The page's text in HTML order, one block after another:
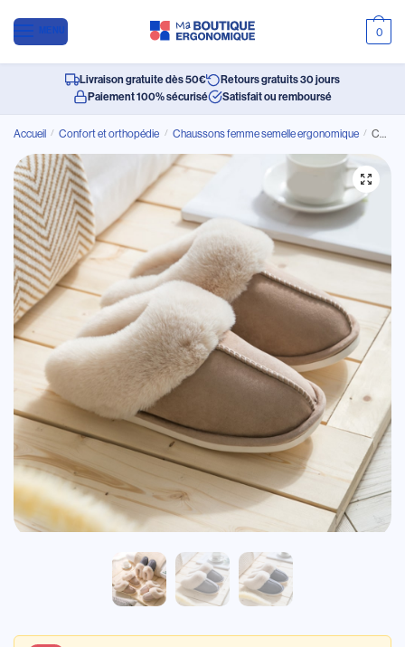
MENU 0
Livraison gratuite dès 50€
Retours gratuits 30 jours
Paiement 100% sécurisé
Satisfait ou remboursé
Accueil / Confort et orthopédie / Chaussons femme semelle ergonomique / Chaussons fourrés femme